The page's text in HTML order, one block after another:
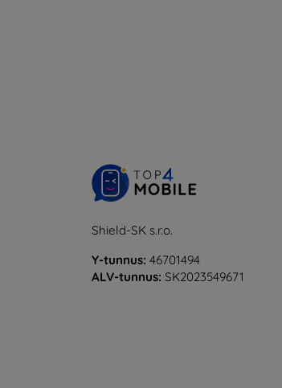
Shield-SK s.r.o.
Y-tunnus: 46701494
ALV-tunnus: SK2023549671